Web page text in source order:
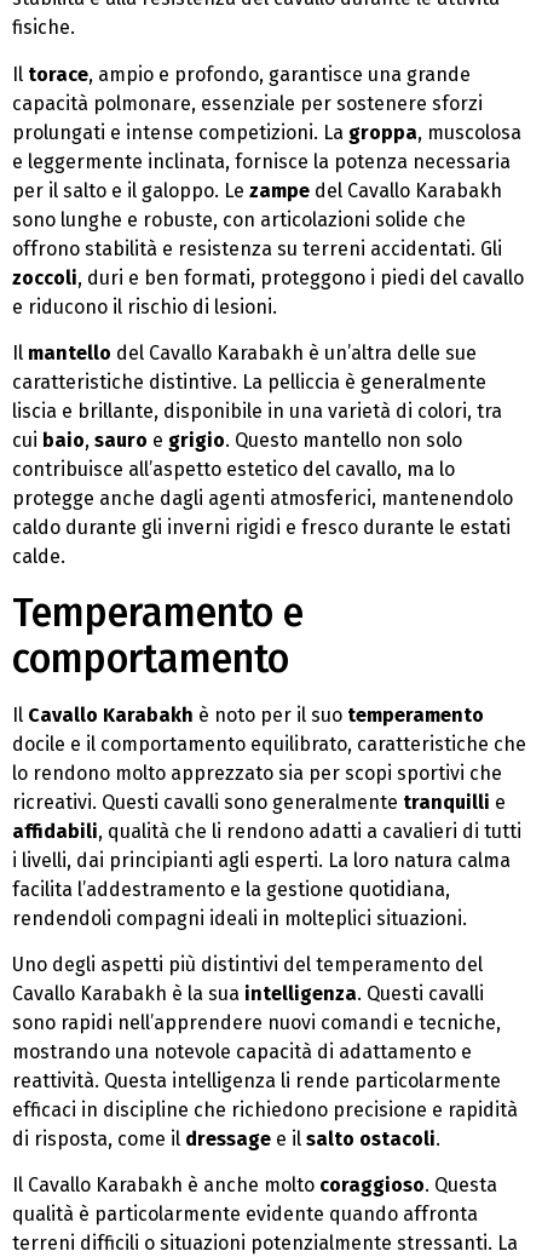
fisiche.
Il torace, ampio e profondo, garantisce una grande
capacità polmonare, essenziale per sostenere sforzi
prolungati e intense competizioni. La groppa, muscolosa
e leggermente inclinata, fornisce la potenza necessaria
per il salto e il galoppo. Le zampe del Cavallo Karabakh
sono lunghe e robuste, con articolazioni solide che
offrono stabilità e resistenza su terreni accidentati. Gli
zoccoli, duri e ben formati, proteggono i piedi del cavallo
e riducono il rischio di lesioni.
Il mantello del Cavallo Karabakh è un’altra delle sue
caratteristiche distintive. La pelliccia è generalmente
liscia e brillante, disponibile in una varietà di colori, tra
cui baio, sauro e grigio. Questo mantello non solo
contribuisce all’aspetto estetico del cavallo, ma lo
protegge anche dagli agenti atmosferici, mantenendolo
caldo durante gli inverni rigidi e fresco durante le estati
calde.
Temperamento e
comportamento
Il Cavallo Karabakh è noto per il suo temperamento
docile e il comportamento equilibrato, caratteristiche che
lo rendono molto apprezzato sia per scopi sportivi che
ricreativi. Questi cavalli sono generalmente tranquilli e
affidabili, qualità che li rendono adatti a cavalieri di tutti
i livelli, dai principianti agli esperti. La loro natura calma
facilita l’addestramento e la gestione quotidiana,
rendendoli compagni ideali in molteplici situazioni.
Uno degli aspetti più distintivi del temperamento del
Cavallo Karabakh è la sua intelligenza. Questi cavalli
sono rapidi nell’apprendere nuovi comandi e tecniche,
mostrando una notevole capacità di adattamento e
reattività. Questa intelligenza li rende particolarmente
efficaci in discipline che richiedono precisione e rapidità
di risposta, come il dressage e il salto ostacoli.
Il Cavallo Karabakh è anche molto coraggioso. Questa
qualità è particolarmente evidente quando affronta
terreni difficili o situazioni potenzialmente stressanti. La